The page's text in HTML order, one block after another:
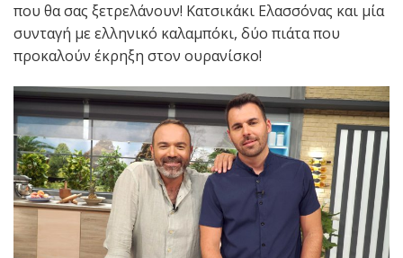
που θα σας ξετρελάνουν! Κατσικάκι Ελασσόνας και μία
συνταγή με ελληνικό καλαμπόκι, δύο πιάτα που
προκαλούν έκρηξη στον ουρανίσκο!